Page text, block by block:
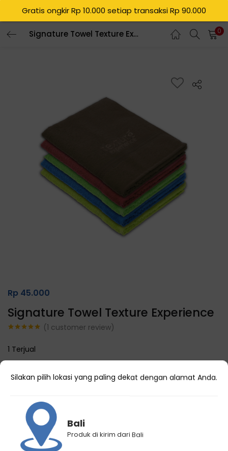
Signature Towel Texture Experience 0
Signature Towel Texture Experience
based on
(1 customer review)
Rp 45.000
1 Terjual
Choose an option
Kategori Perlengkapan Salon
Gratis ongkir Rp 10.000 setiap transaksi Rp 90.000
Silakan pilih lokasi yang paling dekat dengan alamat Anda.
Bali
Produk di kirim dari Bali